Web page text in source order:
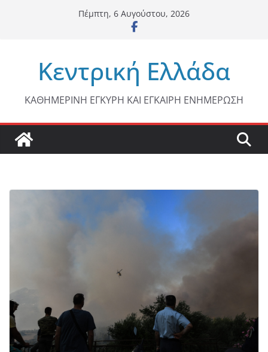
Πέμπτη, 6 Αυγούστου, 2026
Κεντρική Ελλάδα
ΚΑΘΗΜΕΡΙΝΗ ΕΓΚΥΡΗ ΚΑΙ ΕΓΚΑΙΡΗ ΕΝΗΜΕΡΩΣΗ